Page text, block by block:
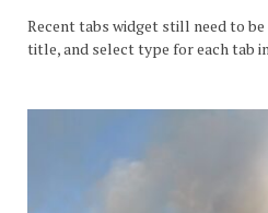
Recent tabs widget still need to
title, and select type for each tab